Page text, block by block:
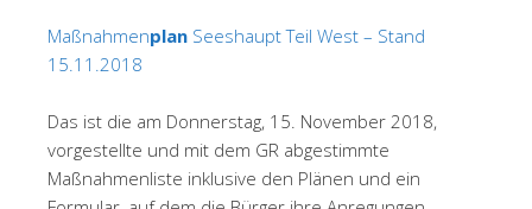
Maßnahmenplan Seeshaupt Teil West – Stand
15.11.2018
Das ist die am Donnerstag, 15. November 2018,
vorgestellte und mit dem GR abgestimmte
Maßnahmenliste inklusive den Plänen und ein